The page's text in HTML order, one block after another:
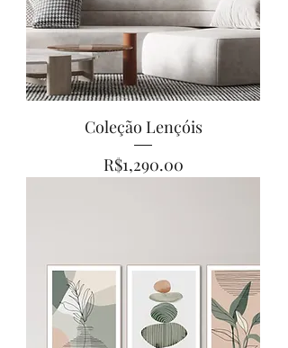
Coleção Lençóis
Price
R$1,290.00